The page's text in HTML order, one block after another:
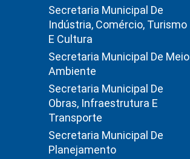
Secretaria Municipal De
Indústria, Comércio, Turismo
E Cultura
Secretaria Municipal De Meio
Ambiente
Secretaria Municipal De
Obras, Infraestrutura E
Transporte
Secretaria Municipal De
Planejamento